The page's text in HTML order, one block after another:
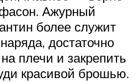
Ажурный
более служит
достаточно
плечи и закрепить
красивой брошью.